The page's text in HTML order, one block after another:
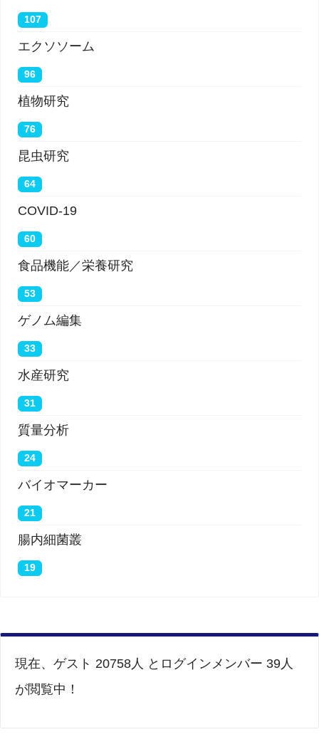
107
エクソソーム
96
植物研究
76
昆虫研究
64
COVID-19
60
食品機能／栄養研究
53
ゲノム編集
33
水産研究
31
質量分析
24
バイオマーカー
21
腸内細菌叢
19
現在、ゲスト 20758人 とログインメンバー 39人
が閲覧中！